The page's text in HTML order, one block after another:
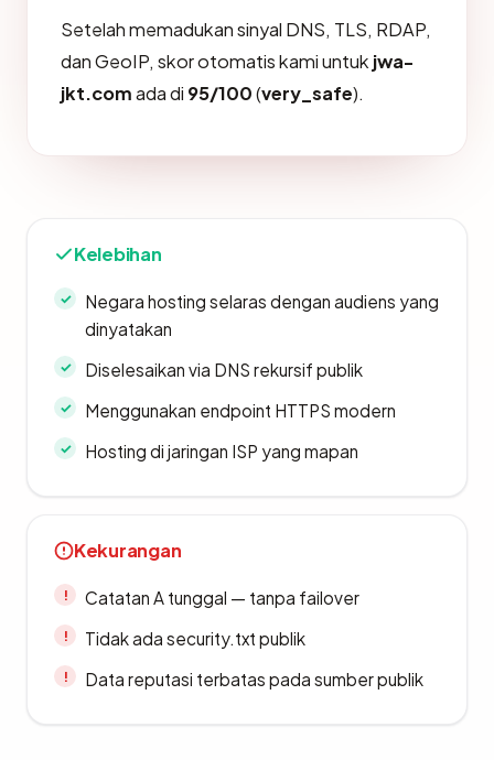
Setelah memadukan sinyal DNS, TLS, RDAP,
dan GeoIP, skor otomatis kami untuk jwa-
jkt.comada di 95/100(very_safe).
Kelebihan
Negara hosting selaras dengan audiens yang
dinyatakan
Diselesaikan via DNS rekursif publik
Menggunakan endpoint HTTPS modern
Hosting di jaringan ISP yang mapan
Kekurangan
Catatan A tunggal — tanpa failover
Tidak ada security.txt publik
Data reputasi terbatas pada sumber publik